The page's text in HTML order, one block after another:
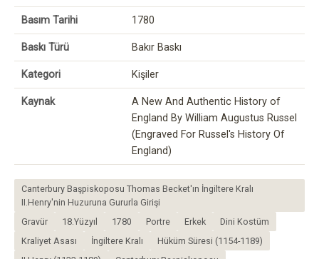
Basım Tarihi 1780
Baskı Türü Bakır Baskı
Kategori Kişiler
Kaynak
A New And Authentic History of
England By William Augustus Russel
(Engraved For Russel's History Of
England)
Canterbury Başpiskoposu Thomas Becket'ın İngiltere Kralı
II.Henry'nin Huzuruna Gururla Girişi
Gravür
18.Yüzyıl 1780 Portre Erkek
Dini Kostüm
Kraliyet Asası
İngiltere Kralı
Hüküm Süresi (1154-1189)